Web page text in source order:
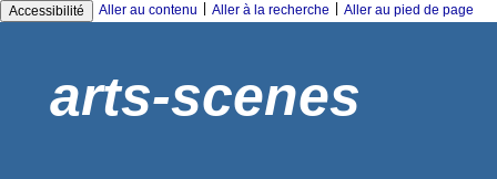
Accessibilité Aller au contenu Aller à la recherche Aller au pied de page
arts-scenes